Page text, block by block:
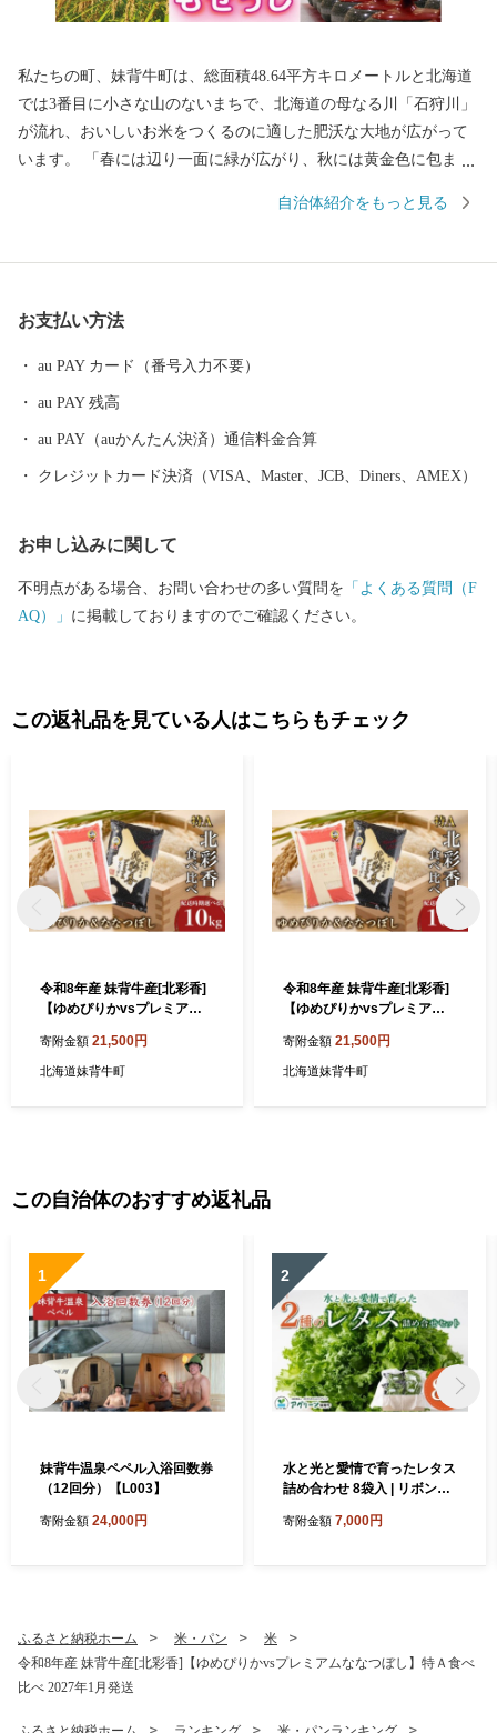
私たちの町、妹背牛町は、総面積48.64平方キロメートルと北海道
では3番目に小さな山のないまちで、北海道の母なる川「石狩川」
が流れ、おいしいお米をつくるのに適した肥沃な大地が広がって
います。 「春には辺り一面に緑が広がり、秋には黄金色に包まれ
の景観を生かしたまちづくりを進めています。 住民が「やすら
年を迎える源泉かけ流しの自慢の温泉「妹背牛温泉ペペル」、道
ど、皆さん方にご利用いだきたい施設も多数ございますので、一
度当町へお越しいただけると幸いです。
自治体紹介をもっと見る
お支払い方法
au PAY カード（番号入力不要）
au PAY 残高
au PAY（auかんたん決済）通信料金合算
クレジットカード決済（VISA、Master、JCB、Diners、AMEX）
お申し込みに関して
不明点がある場合、お問い合わせの多い質問を 「よくある質問（F
AQ）」 に掲載しておりますのでご確認ください。
この返礼品を見ている人はこちらもチェック
令和8年産 妹背牛産[北彩香]
【ゆめぴりかvsプレミアム
027年5月発送
寄附金額 21,500円
北海道妹背牛町
令和8年産 妹背牛産[北彩香]
【ゆめぴりかvsプレミアム
027年3月発送
寄附金額 21,500円
北海道妹背牛町
この自治体のおすすめ返礼品
1
妹背牛温泉ペペル入浴回数券
（12回分）【L003】
寄附金額 24,000円
2
水と光と愛情で育ったレタス
詰め合わせ 8袋入 | リボンレ
背牛町 レタス 詰め合せ サラ
寄附金額 7,000円
ふるさと納税ホーム 米・パン
米
令和8年産 妹背牛産[北彩香]【ゆめぴりかvsプレミアムななつぼし】特Ａ食べ
比べ 2027年1月発送